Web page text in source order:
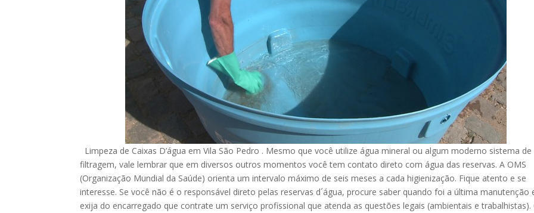
Limpeza de Caixas D’água em Vila São Pedro . Mesmo que você utilize água mineral ou algum moderno sistema de
filtragem, vale lembrar que em diversos outros momentos você tem contato direto com água das reservas. A OMS
(Organização Mundial da Saúde) orienta um intervalo máximo de seis meses a cada higienização. Fique atento e se
interesse. Se você não é o responsável direto pelas reservas d´água, procure saber quando foi a última manutenção
exija do encarregado que contrate um serviço profissional que atenda as questões legais (ambientais e trabalhistas).